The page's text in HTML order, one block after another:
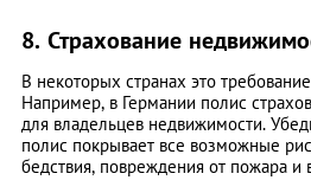
8. Страхование
В некоторых странах это
Например, в Германии полис
для владельцев недвижимости.
полис покрывает все возможные
бедствия, повреждения от пожара и